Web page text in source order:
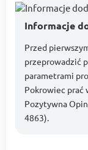
Informacje
Przed
przeprowadzić
parametrami
Pokrowiec prać
Pozytywna
4863).